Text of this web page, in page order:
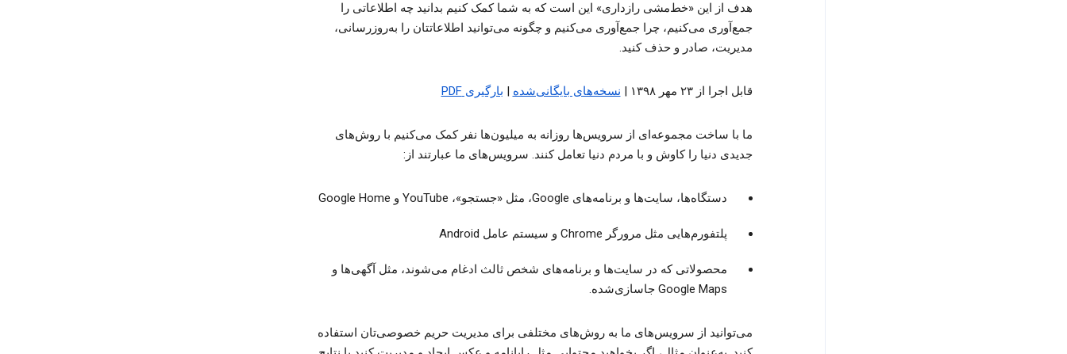
هدف از این «خط‌مشی رازداری» این است که به شما کمک کنیم بدانید چه اطلاعاتی را
جمع‌آوری می‌کنیم، چرا جمع‌آوری می‌کنیم و چگونه می‌توانید اطلاعاتتان را به‌روزرسانی،
مدیریت، صادر و حذف کنید.
قابل اجرا از ۲۳ مهر ۱۳۹۸ | نسخه‌های بایگانی‌شده | بارگیری PDF
ما با ساخت مجموعه‌ای از سرویس‌ها روزانه به میلیون‌ها نفر کمک می‌کنیم با روش‌های
جدیدی دنیا را کاوش و با مردم دنیا تعامل کنند. سرویس‌های ما عبارتند از:
دستگاه‌ها، سایت‌ها و برنامه‌های Google، مثل «جستجو»، YouTube و Google Home
پلتفورم‌هایی مثل مرورگر Chrome و سیستم عامل Android
محصولاتی که در سایت‌ها و برنامه‌های شخص ثالث ادغام می‌شوند، مثل آگهی‌ها و
Google Maps جاسازی‌شده.
می‌توانید از سرویس‌های ما به روش‌های مختلفی برای مدیریت حریم خصوصی‌تان استفاده